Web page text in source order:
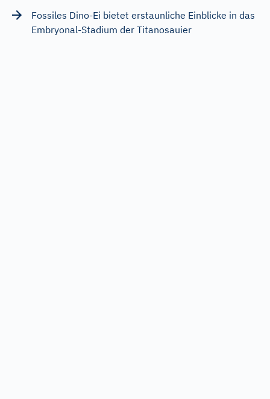
Fossiles Dino-Ei bietet erstaunliche Einblicke in das
Embryonal-Stadium der Titanosauier